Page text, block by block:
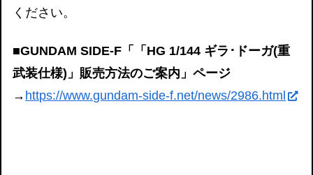
ください。
■GUNDAM SIDE-F「「HG 1/144 ギラ･ドーガ(重
武装仕様)」販売方法のご案内」ページ
→ https://www.gundam-side-f.net/news/2986.html